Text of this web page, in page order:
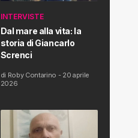
INTERVISTE
Dal mare alla vita: la
storia di Giancarlo
Screnci
di Roby Contarino - 20 aprile
2026